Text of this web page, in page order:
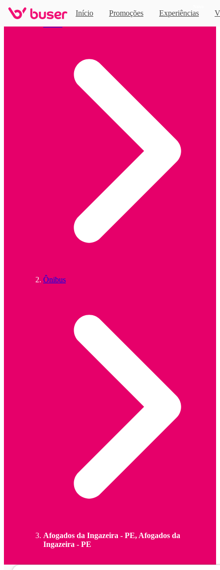
Início Promoções Experiências
Ônibus
Afogados da Ingazeira - PE, Afogados da
Ingazeira - PE